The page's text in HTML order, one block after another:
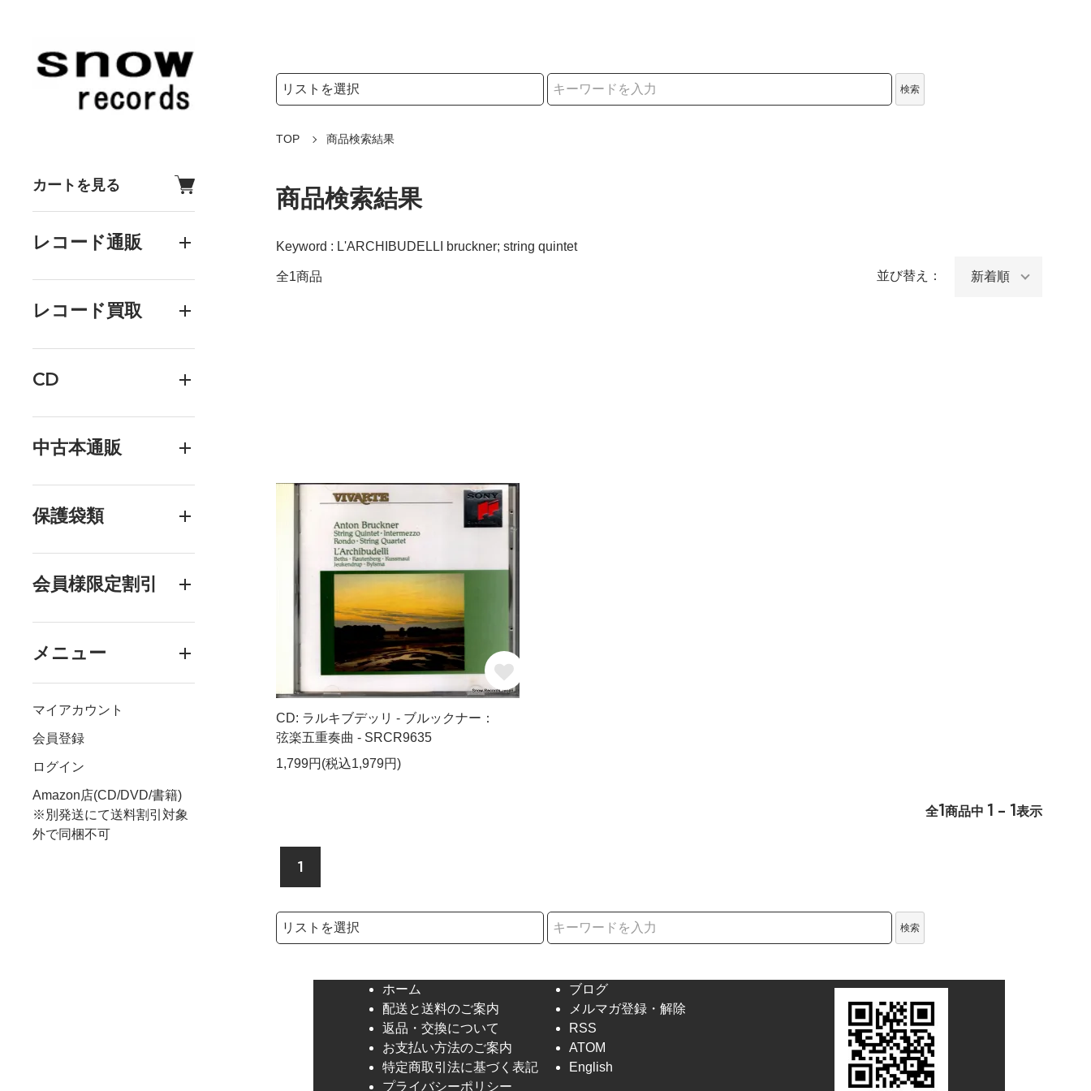
カートを見る
レコード通販
レコード買取
CD
中古本通販
保護袋類
会員様限定割引
メニュー
マイアカウント
会員登録
ログイン
Amazon店(CD/DVD/書籍)
※別発送にて送料割引対象
外で同梱不可
検索リストの選択
検索
TOP 商品検索結果
商品検索結果
Keyword : L'ARCHIBUDELLI bruckner; string quintet
全1商品 並び替え：
CD: ラルキブデッリ - ブルックナー：
弦楽五重奏曲 - SRCR9635
1,799円(税込1,979円)
全1商品中 1 - 1表示
1
検索リストの選択
検索
ホーム
配送と送料のご案内
返品・交換について
お支払い方法のご案内
特定商取引法に基づく表記
プライバシーポリシー
ブログ
メルマガ登録・解除
RSS
ATOM
English